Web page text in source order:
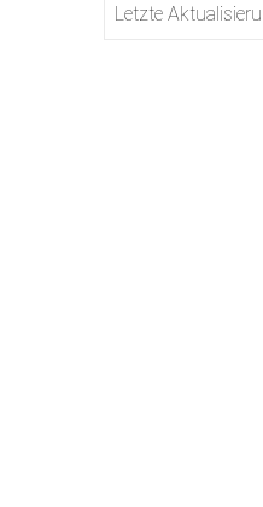
Letzte